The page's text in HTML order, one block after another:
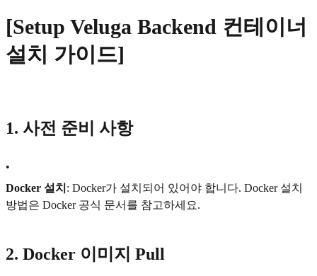
[Setup Veluga Backend 컨테이너
설치 가이드]
1. 사전 준비 사항
•
Docker 설치 : Docker가 설치되어 있어야 합니다. Docker 설치
방법은 Docker 공식 문서를 참고하세요.
2. Docker 이미지 Pull